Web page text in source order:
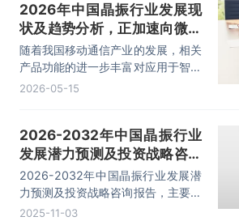
2026年中国晶振行业发展现
状及趋势分析，正加速向微型
化、高频化、高精度、高可靠
性、低功耗的方向演进「图」
随着我国移动通信产业的发展，相关
产品功能的进一步丰富对应用于智能
电子产品、移动终端和网络设备的石
备、航空航天等高端领域对石英晶振
需求也在增加，据统计2025年我国
石英晶振行业市场规模约为129亿
元，2019-2025年CAGR约为
6.2%。
2026-05-15
2026-2032年中国晶振行业
发展潜力预测及投资战略咨询
报告
2026-2032年中国晶振行业发展潜
力预测及投资战略咨询报告，主要包
括行业市场竞争格局、领先企业经营
2025-11-03